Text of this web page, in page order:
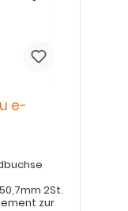
e-
2St.